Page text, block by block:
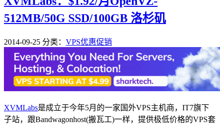
512MB/50G SSD/100GB 洛杉矶
2014-09-25 分类： VPS优惠促销
XVMLabs是成立于今年5月的一家国外VPS主机商，IT7旗下
子站，跟Bandwagonhost(搬瓦工)一样，提供极低价格的VPS套